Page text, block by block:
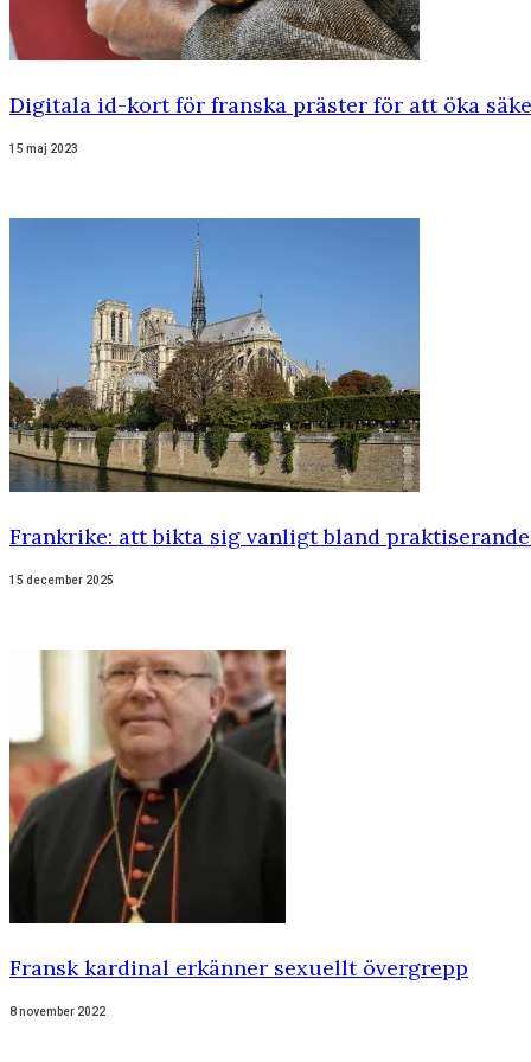
Digitala id-kort för franska präster för att öka
15 maj 2023
Frankrike: att bikta sig vanligt bland
15 december 2025
Fransk kardinal erkänner sexuellt övergrepp
8 november 2022